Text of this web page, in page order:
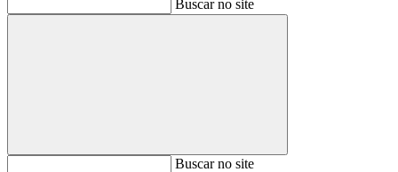
Buscar no site
BuscarBuscar no site